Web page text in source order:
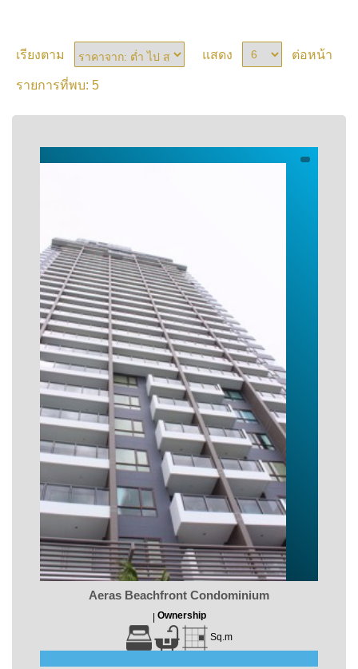
เรียงตาม แสดง ต่อหน้า
รายการที่พบ: 5
Aeras Beachfront Condominium
| Ownership
Sq.m